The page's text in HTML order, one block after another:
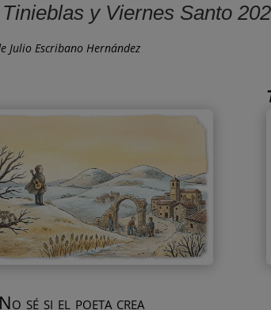
y Viernes Santo
Julio Escribano Hernández
No sé si el poeta crea